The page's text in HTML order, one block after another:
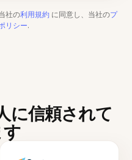
社の利用規約 に同意し、当社のプ
リシー.
に信頼されて
す